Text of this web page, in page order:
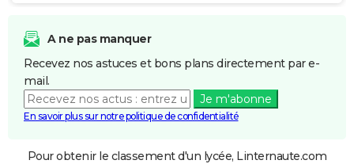
A ne pas manquer
Recevez nos astuces et bons plans directement par e-
mail.
Je m'abonne
En savoir plus sur notre politique de confidentialité
Pour obtenir le classement d'un lycée, Linternaute.com